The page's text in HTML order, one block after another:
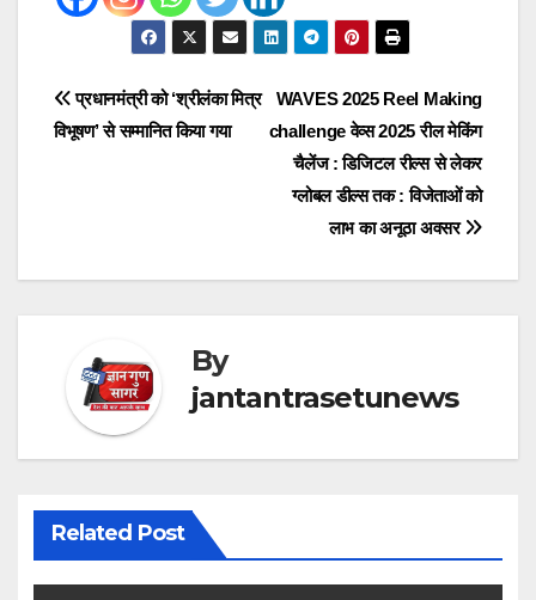
Post
navigation
WAVES 2025 Reel Making
challenge वेव्स 2025 रील मेकिंग
चैलेंज : डिजिटल रील्स से लेकर
ग्लोबल डील्स तक : विजेताओं को
लाभ का अनूठा अवसर
प्रधानमंत्री को ‘श्रीलंका मित्र
विभूषण’ से सम्मानित किया गया
By
jantantrasetunews
Related Post